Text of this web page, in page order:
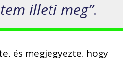
illeti meg”.
és megjegyezte, hogy